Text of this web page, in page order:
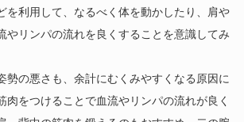
を利用して、なるべく体を動かしたり、肩や
やリンパの流れを良くすることを意識してみ
勢の悪さも、余計にむくみやすくなる原因に
肉をつけることで血流やリンパの流れが良く